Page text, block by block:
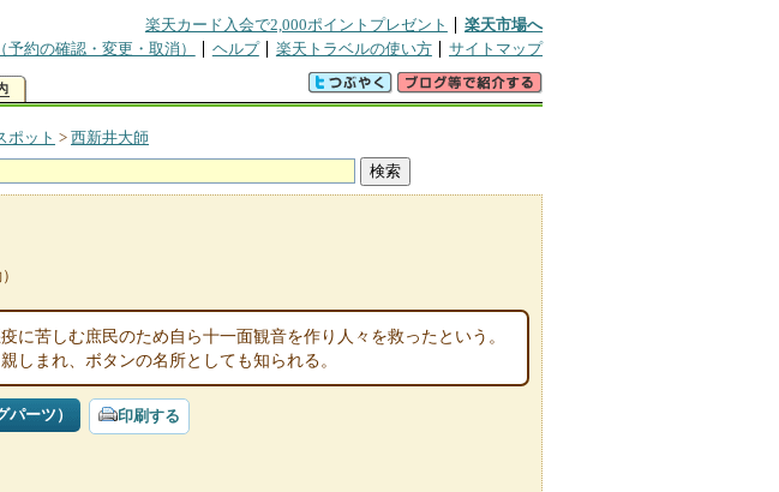
楽天カード入会で2,000ポイントプレゼント
楽天市場へ
予約の確認・変更・取消） ヘルプ 楽天トラベルの使い方 サイトマップ
ポット > 西新井大師
に苦しむ庶民のため自ら十一面観音を作り人々を救ったという。
しまれ、ボタンの名所としても知られる。
ーツ） 印刷する